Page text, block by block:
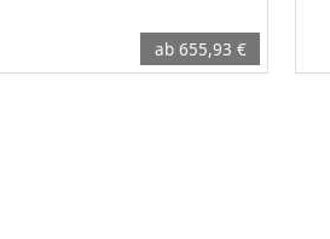
ab 655,93 €